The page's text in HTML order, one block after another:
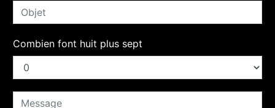
Combien font huit plus sept